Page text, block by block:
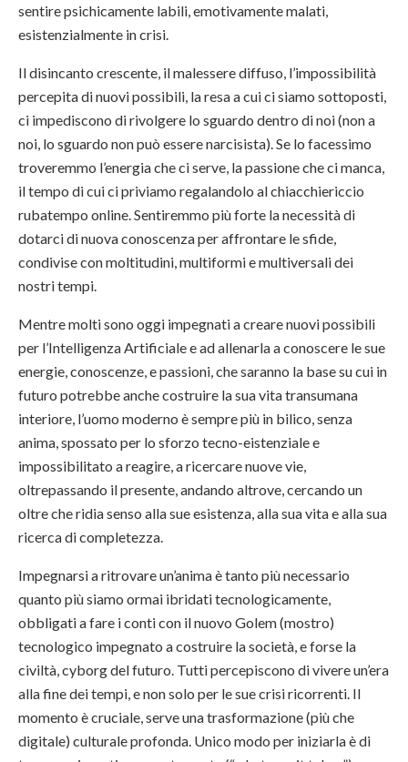
sentire psichicamente labili, emotivamente malati,
esistenzialmente in crisi.
Il disincanto crescente, il malessere diffuso, l’impossibilità
percepita di nuovi possibili, la resa a cui ci siamo sottoposti,
ci impediscono di rivolgere lo sguardo dentro di noi (non a
noi, lo sguardo non può essere narcisista). Se lo facessimo
troveremmo l’energia che ci serve, la passione che ci manca,
il tempo di cui ci priviamo regalandolo al chiacchiericcio
rubatempo online. Sentiremmo più forte la necessità di
dotarci di nuova conoscenza per affrontare le sfide,
condivise con moltitudini, multiformi e multiversali dei
nostri tempi.
Mentre molti sono oggi impegnati a creare nuovi possibili
per l’Intelligenza Artificiale e ad allenarla a conoscere le sue
energie, conoscenze, e passioni, che saranno la base su cui in
futuro potrebbe anche costruire la sua vita transumana
interiore, l’uomo moderno è sempre più in bilico, senza
anima, spossato per lo sforzo tecno-eistenziale e
impossibilitato a reagire, a ricercare nuove vie,
oltrepassando il presente, andando altrove, cercando un
oltre che ridia senso alla sue esistenza, alla sua vita e alla sua
ricerca di completezza.
Impegnarsi a ritrovare un’anima è tanto più necessario
quanto più siamo ormai ibridati tecnologicamente,
obbligati a fare i conti con il nuovo Golem (mostro)
tecnologico impegnato a costruire la società, e forse la
civiltà, cyborg del futuro. Tutti percepiscono di vivere un’era
alla fine dei tempi, e non solo per le sue crisi ricorrenti. Il
momento è cruciale, serve una trasformazione (più che
digitale) culturale profonda. Unico modo per iniziarla è di